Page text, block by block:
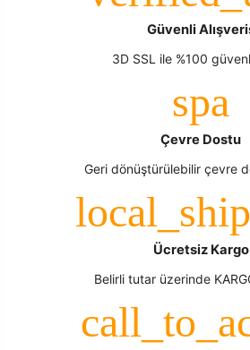
Güvenli
3D SSL ile %100
Çevre Dostu
Geri dönüştürülebilir çevre
Ücretsiz Kargo
Belirli tutar üzerinde